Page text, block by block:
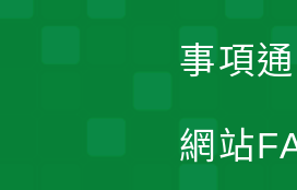
事項
網站